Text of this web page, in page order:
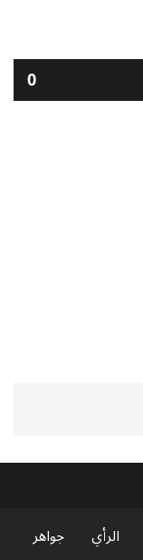
0
الرأي جواهر